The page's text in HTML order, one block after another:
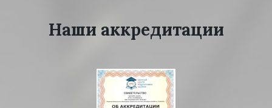
Наши аккредитации